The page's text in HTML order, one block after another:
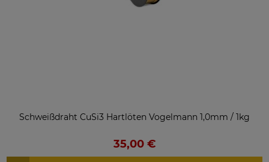
Schweißdraht CuSi3 Hartlöten Vogelmann 1,0mm / 1kg
35,00 €